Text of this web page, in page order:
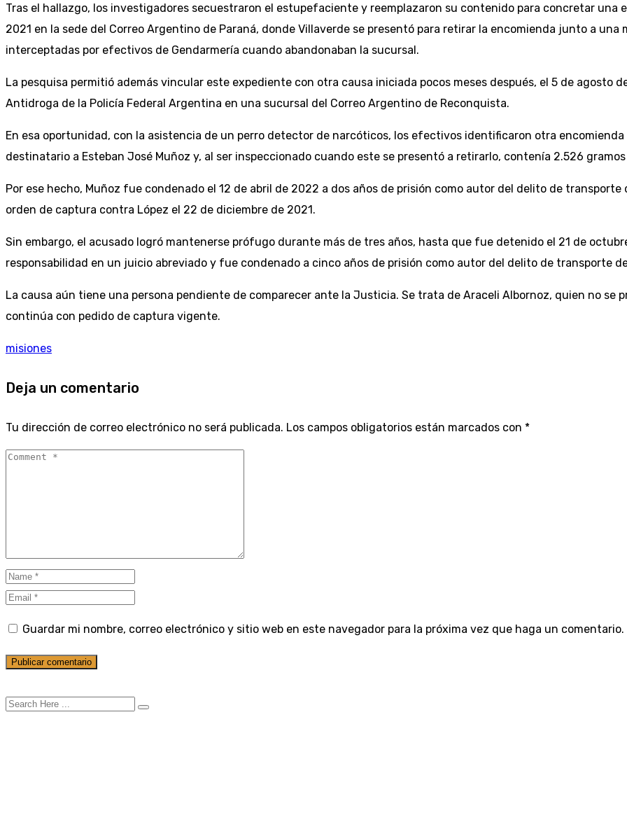
Tras el hallazgo, los investigadores secuestraron el estupefaciente y reemplazaron su contenido para concretar una
2021 en la sede del Correo Argentino de Paraná, donde Villaverde se presentó para retirar la encomienda junto a
interceptadas por efectivos de Gendarmería cuando abandonaban la sucursal.
La pesquisa permitió además vincular este expediente con otra causa iniciada pocos meses después, el 5 de agosto
Antidroga de la Policía Federal Argentina en una sucursal del Correo Argentino de Reconquista.
En esa oportunidad, con la asistencia de un perro detector de narcóticos, los efectivos identificaron otra
destinatario a Esteban José Muñoz y, al ser inspeccionado cuando este se presentó a retirarlo, contenía 2.526
Por ese hecho, Muñoz fue condenado el 12 de abril de 2022 a dos años de prisión como autor del delito de
orden de captura contra López el 22 de diciembre de 2021.
Sin embargo, el acusado logró mantenerse prófugo durante más de tres años, hasta que fue detenido el 21 de
responsabilidad en un juicio abreviado y fue condenado a cinco años de prisión como autor del delito de transporte
La causa aún tiene una persona pendiente de comparecer ante la Justicia. Se trata de Araceli Albornoz, quien no se
continúa con pedido de captura vigente.
misiones
Deja un comentario
Tu dirección de correo electrónico no será publicada. Los campos obligatorios están marcados con *
Guardar mi nombre, correo electrónico y sitio web en este navegador para la próxima vez que haga un comentario.